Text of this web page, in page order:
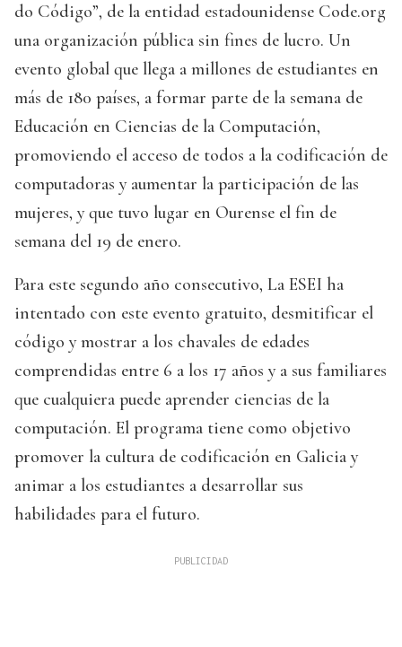
do Código”, de la entidad estadounidense Code.org
una organización pública sin fines de lucro. Un
evento global que llega a millones de estudiantes en
más de 180 países, a formar parte de la semana de
Educación en Ciencias de la Computación,
promoviendo el acceso de todos a la codificación de
computadoras y aumentar la participación de las
mujeres, y que tuvo lugar en Ourense el fin de
semana del 19 de enero.
Para este segundo año consecutivo, La ESEI ha
intentado con este evento gratuito, desmitificar el
código y mostrar a los chavales de edades
comprendidas entre 6 a los 17 años y a sus familiares
que cualquiera puede aprender ciencias de la
computación. El programa tiene como objetivo
promover la cultura de codificación en Galicia y
animar a los estudiantes a desarrollar sus
habilidades para el futuro.